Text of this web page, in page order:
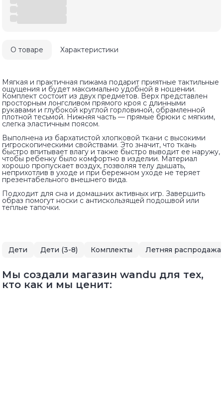
О товаре Характеристики
Мягкая и практичная пижама подарит приятные тактильные
ощущения и будет максимально удобной в ношении.
Комплект состоит из двух предметов. Верх представлен
просторным лонгсливом прямого кроя с длинными
рукавами и глубокой круглой горловиной, обрамленной
плотной тесьмой. Нижняя часть — прямые брюки с мягким,
слегка эластичным поясом.
Выполнена из бархатистой хлопковой ткани с высокими
гигроскопическими свойствами. Это значит, что ткань
быстро впитывает влагу и также быстро выводит ее наружу,
чтобы ребенку было комфортно в изделии. Материал
хорошо пропускает воздух, позволяя телу дышать,
неприхотлив в уходе и при бережном уходе не теряет
презентабельного внешнего вида.
Подходит для сна и домашних активных игр. Завершить
образ помогут носки с антискользящей подошвой или
теплые тапочки.
Дети Дети (3-8) Комплекты Летняя распродажа
Мы создали магазин wandu для тех,
кто как и мы ценит: